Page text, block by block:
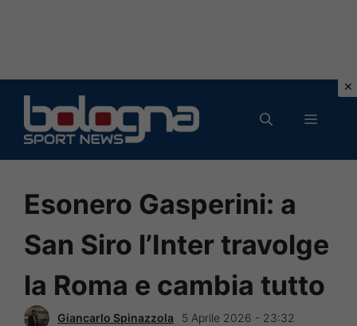
contenuto
MENU
Esonero Gasperini: a
San Siro l’Inter travolge
la Roma e cambia tutto
Giancarlo Spinazzola 5 Aprile 2026 - 23:32